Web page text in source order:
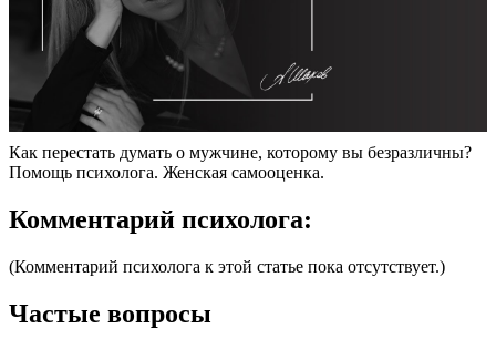
Как перестать думать о мужчине, которому вы безразличны?
Помощь психолога. Женская самооценка.
Комментарий психолога:
(Комментарий психолога к этой статье пока отсутствует.)
Частые вопросы